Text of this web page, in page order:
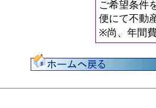
ご希望条件
便にて不動
※尚、年間